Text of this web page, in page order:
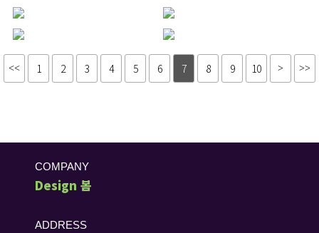
<< 1 2 3 4 5 6 7 8 9 10 > >>
COMPANY
Design 봄
ADDRESS